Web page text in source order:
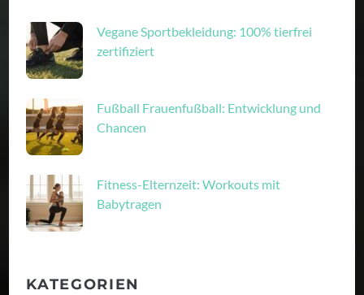
Vegane Sportbekleidung: 100% tierfrei
zertifiziert
Fußball Frauenfußball: Entwicklung und
Chancen
Fitness-Elternzeit: Workouts mit
Babytragen
KATEGORIEN